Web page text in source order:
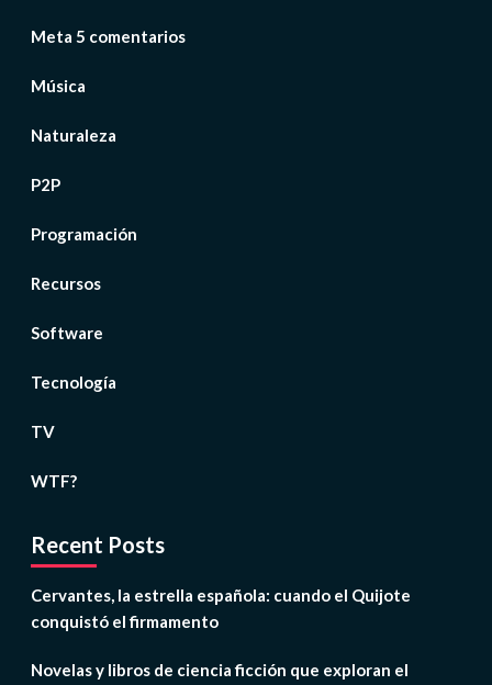
Meta 5 comentarios
Música
Naturaleza
P2P
Programación
Recursos
Software
Tecnología
TV
WTF?
Recent Posts
Cervantes, la estrella española: cuando el Quijote
conquistó el firmamento
Novelas y libros de ciencia ficción que exploran el